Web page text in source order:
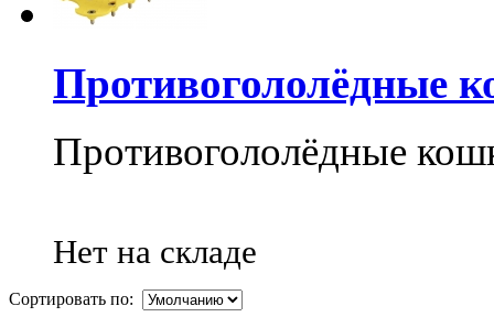
Противогололёдные
Противогололёдные
Нет на складе
Сортировать по: